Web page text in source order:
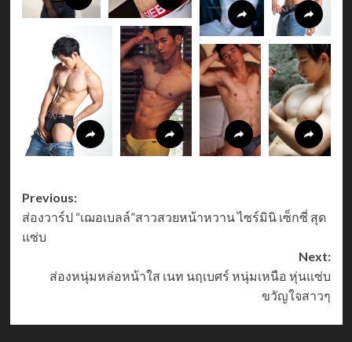
Post
navigation
Previous:
ส่องวาร์ป “เฌอเบลล์”สาวสวยหน้าหวาน ไซร์มินิ เซ็กซี่ สุด
แซ่บ
Next:
ส่องหนุ่มหล่อหน้าใส เนท นฤเบศร์ หนุ่มเหนือ หุ่นแซ่บ
ขวัญใจสาวๆ